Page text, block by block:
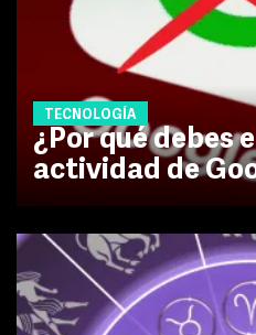
TECNOLOGÍA
¿Por qué debes
actividad de